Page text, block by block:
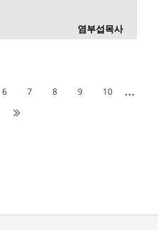
염부섭목사
6 7 8 9 10 ...